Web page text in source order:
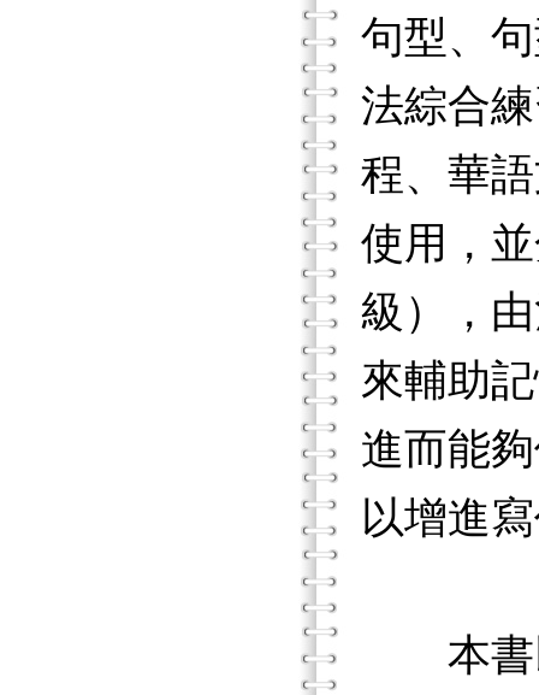
句型、
法綜合
程、華
使用，
級），
來輔助
進而能
以增進
本書以